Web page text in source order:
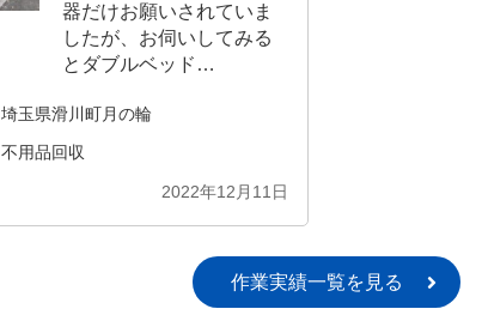
器だけお願いされていま
したが、お伺いしてみる
とダブルベッド…
埼玉県滑川町月の輪
不用品回収
2022年12月11日
作業実績一覧を見る